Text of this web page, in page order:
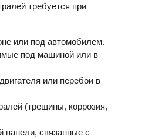
требуется при
или под автомобилем.
под машиной или в
или перебои в
(трещины, коррозия,
панели, связанные с